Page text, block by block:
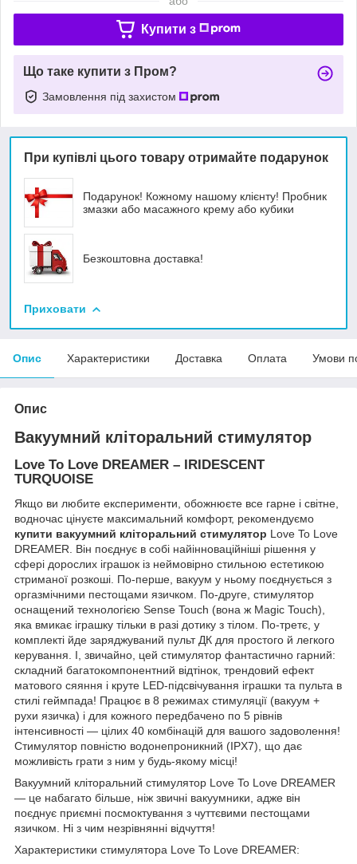
Купити з
Що таке купити з Пром?
Замовлення під захистом
При купівлі цього товару отримайте подарунок
Подарунок! Кожному нашому клієнту! Пробник
змазки або масажного крему або кубики
Безкоштовна доставка!
Приховати
Опис Характеристики Доставка Оплата Умови
Опис
Вакуумний кліторальний стимулятор
Love To Love DREAMER – IRIDESCENT
TURQUOISE
Якщо ви любите експерименти, обожнюєте все гарне і світне,
водночас цінуєте максимальний комфорт, рекомендуємо
купити вакуумний кліторальний стимулятор Love To Love
DREAMER. Він поєднує в собі найінноваційніші рішення у
сфері дорослих іграшок із неймовірно стильною естетикою
стриманої розкоші. По-перше, вакуум у ньому поєднується з
оргазмічними пестощами язичком. По-друге, стимулятор
оснащений технологією Sense Touch (вона ж Magic Touch),
яка вмикає іграшку тільки в разі дотику з тілом. По-третє, у
комплекті йде заряджуваний пульт ДК для простого й легкого
керування. І, звичайно, цей стимулятор фантастично гарний:
складний багатокомпонентний відтінок, трендовий ефект
матового сяяння і круте LED-підсвічування іграшки та пульта в
стилі геймпада! Працює в 8 режимах стимуляції (вакуум +
рухи язичка) і для кожного передбачено по 5 рівнів
інтенсивності — цілих 40 комбінацій для вашого задоволення!
Стимулятор повністю водонепроникний (IPX7), що дає
можливість грати з ним у будь-якому місці!
Вакуумний кліторальний стимулятор Love To Love DREAMER
— це набагато більше, ніж звичні вакуумники, адже він
поєднує приємні посмоктування з чуттєвими пестощами
язичком. Ні з чим незрівнянні відчуття!
Характеристики стимулятора Love To Love DREAMER: